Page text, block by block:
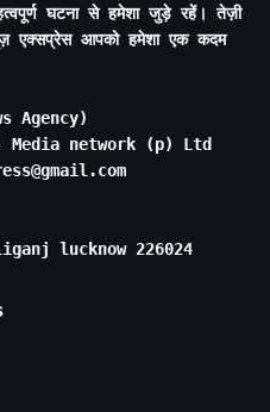
घटना से हमेशा जुड़े रहें। तेज़ी
एक्सप्रेस आपको हमेशा एक कदम
Agency)
network (p) Ltd
lucknow 226024